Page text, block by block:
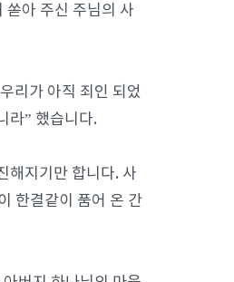
쏟아 주신 주님의 사
리가 아직 죄인 되었
라” 했습니다.
해지기만 합니다. 사
한결같이 품어 온 간